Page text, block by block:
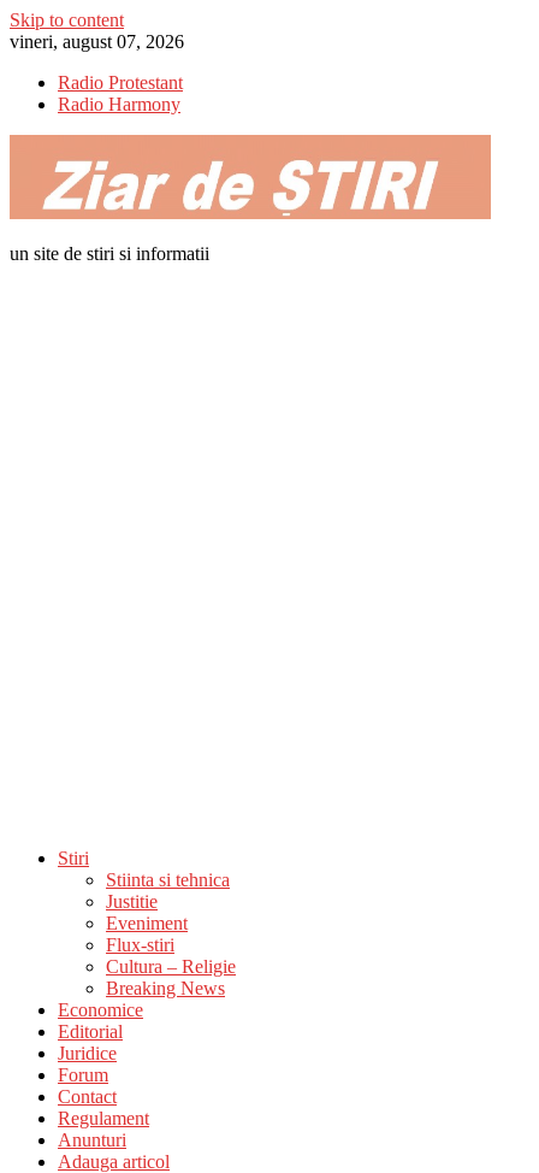
Skip to content
vineri, august 07, 2026
Radio Protestant
Radio Harmony
un site de stiri si informatii
Stiri
Stiinta si tehnica
Justitie
Eveniment
Flux-stiri
Cultura – Religie
Breaking News
Economice
Editorial
Juridice
Forum
Contact
Regulament
Anunturi
Adauga articol